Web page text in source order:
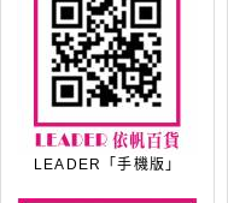
LEADER「手機版」